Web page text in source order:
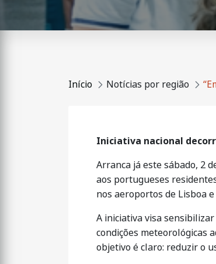
Início Notícias por região
Iniciativa nacional
Arranca já este sábado, 2
aos portugueses
nos aeroportos de Lisboa
A iniciativa visa
condições meteorológicas
objetivo é claro: reduzir o